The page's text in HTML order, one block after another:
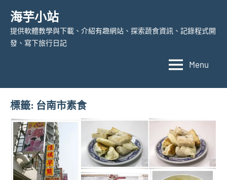
content
海芋小站
提供軟體教學與下載、介紹有趣網站、探索蔬食資訊、記錄程式開
發、寫下旅行日記
Menu
標籤: 台南市素食